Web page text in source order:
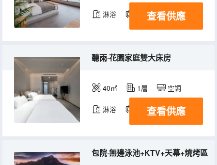
淋浴 電視機
查看供應
聽雨·花園家庭雙大床房
40㎡ 1層 空調
淋浴 電視機
查看供應
包院·無邊泳池+KTV+天幕+燒烤區